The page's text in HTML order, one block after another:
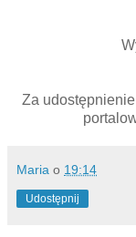
Za
Maria o 19:14
Udostępnij